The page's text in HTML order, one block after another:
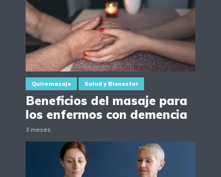
Quiromasaje Salud y Bienestar
Beneficios del masaje para
los enfermos con demencia
3 meses